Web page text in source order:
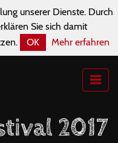
unserer Dienste. Durch
Sie sich damit
OK Mehr erfahren
2017